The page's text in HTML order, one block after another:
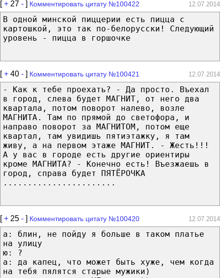
[+ 27 - ] Комментировать цитату №100422 12.07.2014
В одной минской пиццерии есть пицца с
картошкой, это так по-белорусски! Следующий
уровень - пицца в горшочке
[+ 40 - ] Комментировать цитату №100421 12.07.2014
- Как к тебе проехать? - Да просто. Въехал
в город, слева будет МАГНИТ, от него два
квартала, потом поворот налево, возле
МАГНИТА. Там по прямой до светофора, и
направо поворот за МАГНИТОМ, потом еще
квартал, там увидишь пятиэтажку, я там
живу, а на первом этаже МАГНИТ. - Жесть!!!
А у вас в городе есть другие ориентиры
кроме МАГНИТА? - Конечно есть! Въезжаешь в
город, справа будет ПЯТЁРОЧКА
.......................
[+ 25 - ] Комментировать цитату №100420 12.07.2014
а: блин, не пойду я больше в таком платье
на улицу
ю: ?
a: да капец, что может быть хуже, чем когда
на тебя пялятся старые мужики)